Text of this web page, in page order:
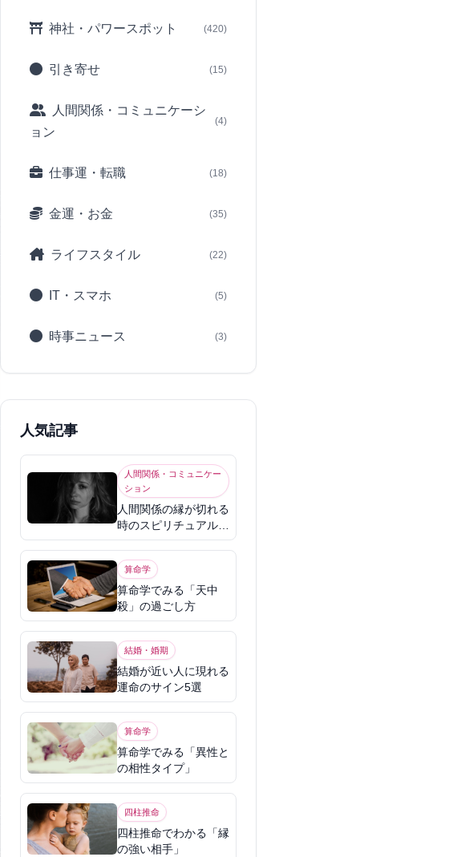
神社・パワースポット (420)
引き寄せ (15)
人間関係・コミュニケーシ
ョン
(4)
仕事運・転職 (18)
金運・お金 (35)
ライフスタイル (22)
IT・スマホ (5)
時事ニュース (3)
人気記事
人間関係・コミュニケー
ション
人間関係の縁が切れる
時のスピリチュアル意
味
算命学
算命学でみる「天中
殺」の過ごし方
結婚・婚期
結婚が近い人に現れる
運命のサイン5選
算命学
算命学でみる「異性と
の相性タイプ」
四柱推命
四柱推命でわかる「縁
の強い相手」